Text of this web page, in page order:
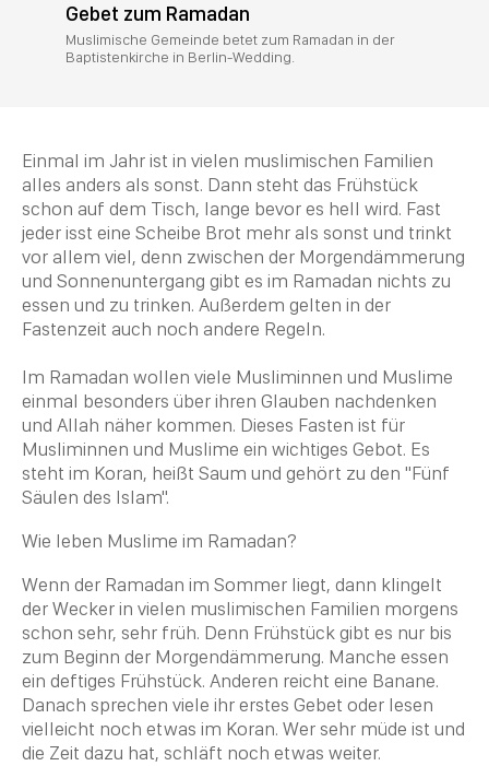
Gebet zum Ramadan
Muslimische Gemeinde betet zum Ramadan in der
Baptistenkirche in Berlin-Wedding.
Einmal im Jahr ist in vielen muslimischen Familien
alles anders als sonst. Dann steht das Frühstück
schon auf dem Tisch, lange bevor es hell wird. Fast
jeder isst eine Scheibe Brot mehr als sonst und trinkt
vor allem viel, denn zwischen der Morgendämmerung
und Sonnenuntergang gibt es im Ramadan nichts zu
essen und zu trinken. Außerdem gelten in der
Fastenzeit auch noch andere Regeln.
Im Ramadan wollen viele Musliminnen und Muslime
einmal besonders über ihren Glauben nachdenken
und Allah näher kommen. Dieses Fasten ist für
Musliminnen und Muslime ein wichtiges Gebot. Es
steht im Koran, heißt Saum und gehört zu den "Fünf
Säulen des Islam".
Wie leben Muslime im Ramadan?
Wenn der Ramadan im Sommer liegt, dann klingelt
der Wecker in vielen muslimischen Familien morgens
schon sehr, sehr früh. Denn Frühstück gibt es nur bis
zum Beginn der Morgendämmerung. Manche essen
ein deftiges Frühstück. Anderen reicht eine Banane.
Danach sprechen viele ihr erstes Gebet oder lesen
vielleicht noch etwas im Koran. Wer sehr müde ist und
die Zeit dazu hat, schläft noch etwas weiter.